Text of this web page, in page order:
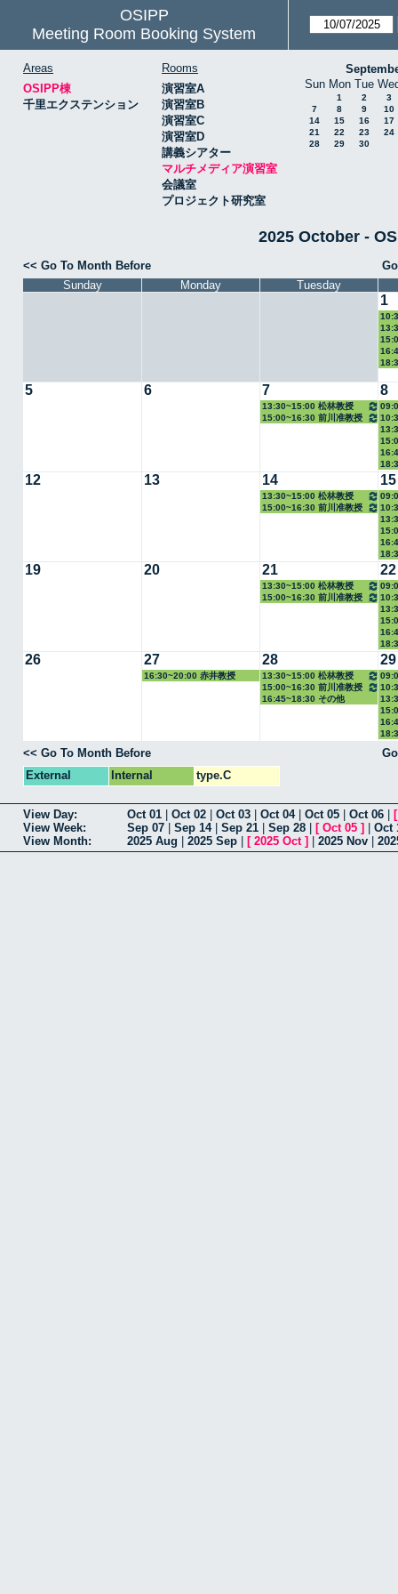
OSIPP
Meeting Room Booking System
Areas
OSIPP棟
千里エクステンション
Rooms
演習室A
演習室B
演習室C
演習室D
講義シアター
マルチメディア演習室
会議室
プロジェクト研究室
Sun Mon Tue
1 2
3
7
8 9
10
14
15 16
17
21
22 23
24
28
29 30
2025 October -
<< Go To Month Before
Sunday
Monday Tuesday
1
教授
5 6 7
13:30~15:00 松林教授
15:00~16:30 前川准教授
8
教授
12 13 14
13:30~15:00 松林教授
15:00~16:30 前川准教授
15
教授
19 20 21
13:30~15:00 松林教授
15:00~16:30 前川准教授
22
教授
26 27
16:30~20:00 赤井教授
28
13:30~15:00 松林教授
15:00~16:30 前川准教授
16:45~18:30 その他
29
教授
<< Go To Month Before
External
Internal type.C
View Day: Oct 01 Oct 02 Oct 03 Oct 04| Oct 05 Oct 06
View Week:
Sep 07 Sep 14| Sep 21 Sep 28 [ Oct 05 ]
Oct
View Month:
2025 Aug 2025 Sep [ 2025 Oct ] 2025 Nov